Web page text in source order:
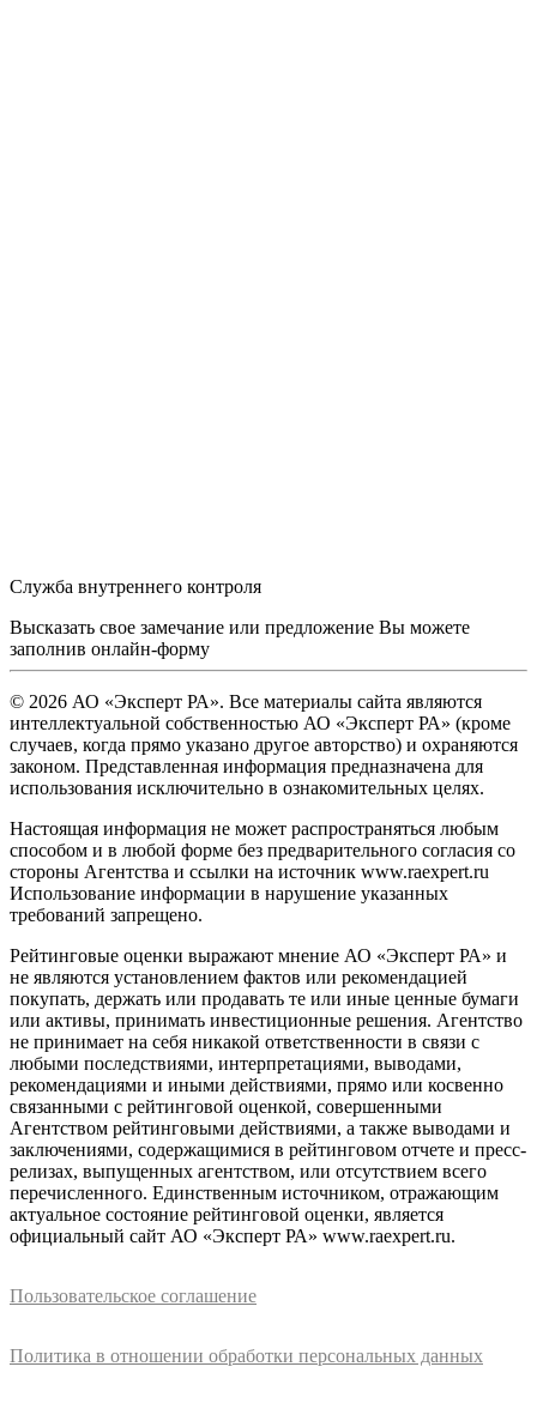
Служба внутреннего контроля
Высказать свое замечание или предложение Вы можете
заполнив онлайн-форму
© 2026 АО «Эксперт РА». Все материалы сайта являются
интеллектуальной собственностью АО «Эксперт РА» (кроме
случаев, когда прямо указано другое авторство) и охраняются
законом. Представленная информация предназначена для
использования исключительно в ознакомительных целях.
Настоящая информация не может распространяться любым
способом и в любой форме без предварительного согласия со
стороны Агентства и ссылки на источник www.raexpert.ru
Использование информации в нарушение указанных
требований запрещено.
Рейтинговые оценки выражают мнение АО «Эксперт РА» и
не являются установлением фактов или рекомендацией
покупать, держать или продавать те или иные ценные бумаги
или активы, принимать инвестиционные решения. Агентство
не принимает на себя никакой ответственности в связи с
любыми последствиями, интерпретациями, выводами,
рекомендациями и иными действиями, прямо или косвенно
связанными с рейтинговой оценкой, совершенными
Агентством рейтинговыми действиями, а также выводами и
заключениями, содержащимися в рейтинговом отчете и пресс-
релизах, выпущенных агентством, или отсутствием всего
перечисленного. Единственным источником, отражающим
актуальное состояние рейтинговой оценки, является
официальный сайт АО «Эксперт РА» www.raexpert.ru.
Пользовательское соглашение
Политика в отношении обработки персональных данных